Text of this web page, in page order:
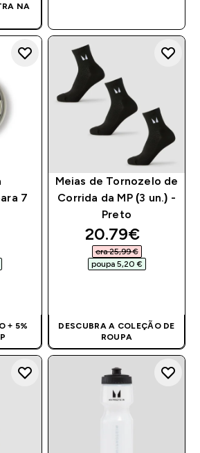
NA
7
price
+ 5%
Meias de Tornozelo de
Corrida da MP (3 un.) -
Preto
discounted
20.79€‎
era 25,99 €‎
poupa 5,20 €‎
DESCUBRA A COLEÇÃO DE
ROUPA